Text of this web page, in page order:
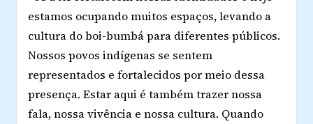
estamos ocupando muitos espaços, levando a
cultura do boi-bumbá para diferentes públicos.
Nossos povos indígenas se sentem
representados e fortalecidos por meio dessa
presença. Estar aqui é também trazer nossa
fala, nossa vivência e nossa cultura. Quando